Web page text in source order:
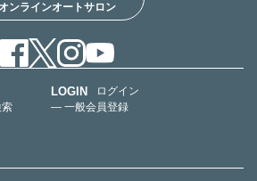
オンラインオートサロン
LOGIN
ログイン
— 一般会員登録